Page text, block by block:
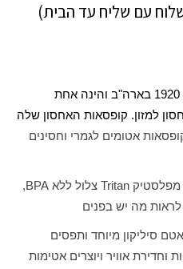
עם שליח עד הבית)
נוסדה בשנת 1920 בארה"ב והינה אחת
למזון. קופסאות האחסון שלה
אטומים לגמרי וחסינים
מפלסטיק Tritan צלול ללא BPA
,
לראות מה יש בפנים
סיליקון מיוחד ותפסים
וחדירת אוויר ויוצרים אטימות